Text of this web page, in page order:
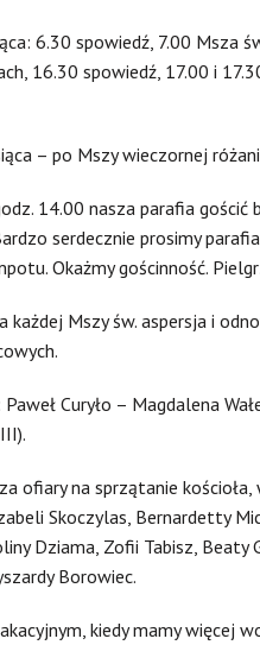
6.30 spowiedź, 7.00 Msza
16.30 spowiedź, 17.00 i
– po Mszy wieczornej
14.00 nasza parafia
serdecznie prosimy
Okażmy gościnność.
każdej Mszy św. aspersja i
Curyło – Magdalena
ofiary na sprzątanie
Skoczylas, Bernardetty
Dziama, Zofii Tabisz, Beaty
Borowiec.
kiedy mamy więcej